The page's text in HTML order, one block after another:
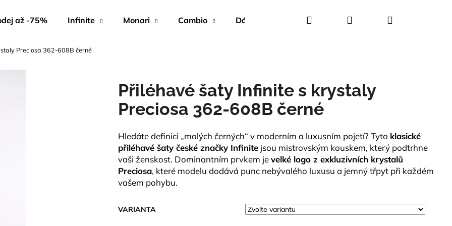
až -75% Infinite Monari Cambio Dárkové poukazy Creenstone
Hledat PřihlášeníNákupní
Preciosa 362-608B černé
Přiléhavé šaty Infinite s krystaly
Preciosa 362-608B černé
Hledáte definici „malých černých“ v moderním a luxusním pojetí? Tyto klasické
přiléhavé šaty české značky Infinite jsou mistrovským kouskem, který podtrhne
vaši ženskost. Dominantním prvkem jevelké logo z exkluzivních krystalů
Preciosa, které modelu dodává punc nebývalého luxusu a jemný třpyt při každém
vašem pohybu.
VARIANTA
Co potřebujete najít?
HLEDAT